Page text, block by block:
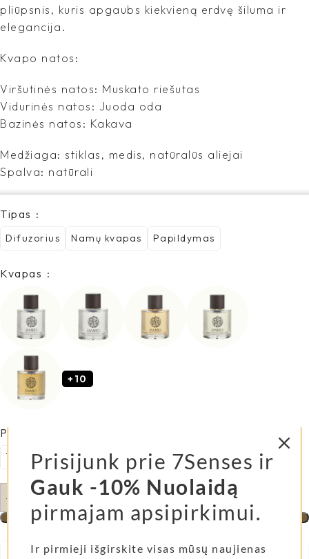
pliūpsnis, kuris apgaubs kiekvieną erdvę šiluma ir
elegancija.
Kvapo natos:
Viršutinės natos: Muskato riešutas
Vidurinės natos: Juoda oda
Bazinės natos: Kakava
Medžiaga: stiklas, medis, natūralūs aliejai
Spalva: natūrali
Tipas
Difuzorius Namų kvapas Papildymas
Kvapas
+10
Purškiamo namų kvapo talpa
100 ml 500 ml
Į Krepšelį
Prisijunk prie 7Senses ir
Gauk -10% Nuolaidą
pirmajam apsipirkimui.
Ir pirmieji išgirskite visas mūsų naujienas